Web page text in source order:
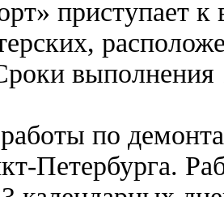
приступает к
выполнения
по
Петербурга.